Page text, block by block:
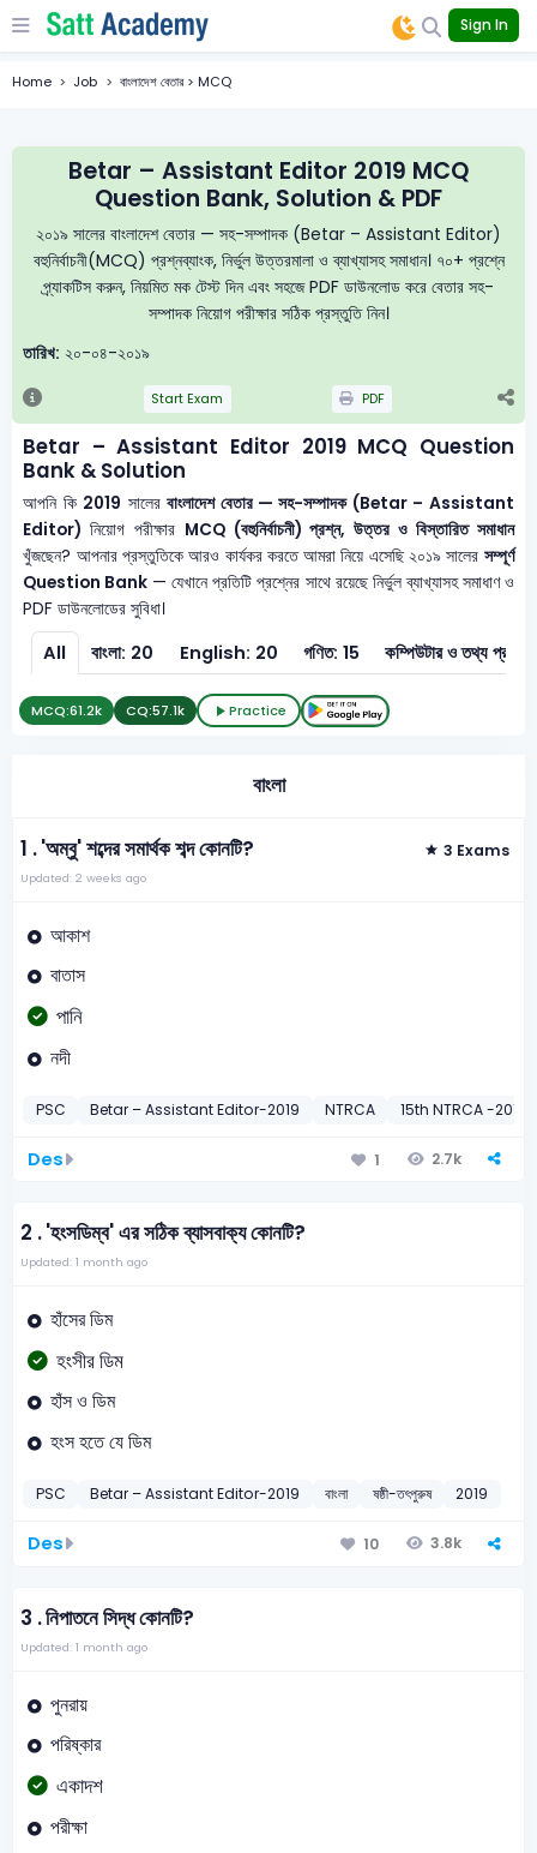
Sign In
Home Job বাংলাদেশ বেতার > MCQ
Betar – Assistant Editor 2019 MCQ
Question Bank, Solution & PDF
২০১৯ সালের বাংলাদেশ বেতার — সহ-সম্পাদক (Betar – Assistant Editor)
বহুনির্বাচনী(MCQ) প্রশ্নব্যাংক, নির্ভুল উত্তরমালা ও ব্যাখ্যাসহ সমাধান। ৭০+ প্রশ্নে
প্র্যাকটিস করুন, নিয়মিত মক টেস্ট দিন এবং সহজে PDF ডাউনলোড করে বেতার সহ-
সম্পাদক নিয়োগ পরীক্ষার সঠিক প্রস্তুতি নিন।
তারিখ: ২০-০৪-২০১৯
Start Exam PDF
Betar – Assistant Editor 2019 MCQ Question
Bank & Solution
আপনি কি 2019 সালেরবাংলাদেশ বেতার — সহ-সম্পাদক (Betar – Assistant
Editor)নিয়োগ পরীক্ষার MCQ (বহুনির্বাচনী) প্রশ্ন, উত্তর ও বিস্তারিত সমাধান
খুঁজছেন? আপনার প্রস্তুতিকে আরও কার্যকর করতে আমরা নিয়ে এসেছি ২০১৯ সালের সম্পূর্ণ
Question Bank — যেখানে প্রতিটি প্রশ্নের সাথে রয়েছে নির্ভুল ব্যাখ্যাসহ সমাধাণ ও
PDF ডাউনলোডের সুবিধা।
All বাংলা: 20 English: 20 গণিত: 15 কম্পিউটার
MCQ:61.2k CQ:57.1k Practice
বাংলা
1 .'অম্বু' শব্দের সমার্থক শব্দ কোনটি? 3 Exams
Updated: 2 weeks ago
আকাশ
বাতাস
পানি
নদী
PSC Betar – Assistant Editor-2019 NTRCA 15th NTRCA -2019
Des 1 2.7k
2 .'হংসডিম্ব' এর সঠিক ব্যাসবাক্য কোনটি?
Updated: 1 month ago
হাঁসের ডিম
হংসীর ডিম
হাঁস ও ডিম
হংস হতে যে ডিম
PSC Betar – Assistant Editor-2019 বাংলা ষষ্ঠী-তৎপুরুষ 2019
Des 10 3.8k
3 .নিপাতনে সিদ্ধ কোনটি?
Updated: 1 month ago
পুনরায়
পরিষ্কার
একাদশ
পরীক্ষা